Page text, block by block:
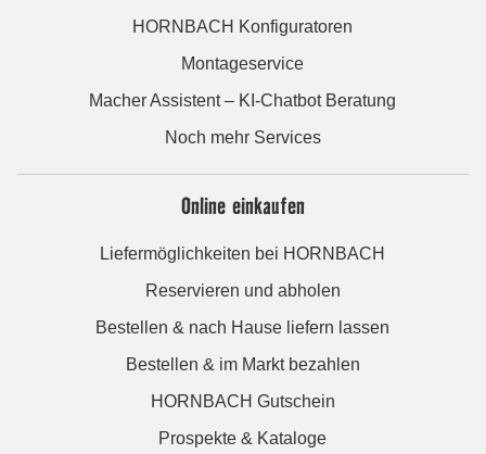
HORNBACH Konfiguratoren
Montageservice
Macher Assistent – KI-Chatbot Beratung
Noch mehr Services
Online einkaufen
Liefermöglichkeiten bei HORNBACH
Reservieren und abholen
Bestellen & nach Hause liefern lassen
Bestellen & im Markt bezahlen
HORNBACH Gutschein
Prospekte & Kataloge